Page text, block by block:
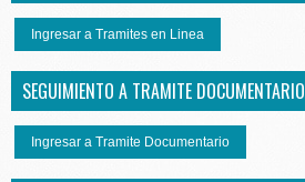
Ingresar a Tramites en Linea
SEGUIMIENTO A TRAMITE DOCUMENTARIO
Ingresar a Tramite Documentario